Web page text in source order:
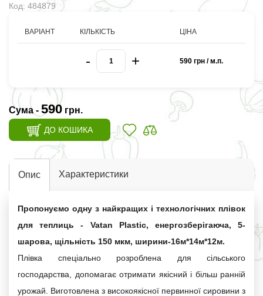
Код: 484879
ВАРІАНТ КІЛЬКІСТЬ ЦІНА
- + 590 грн / м.п.
Сума - 590 грн.
ДО КОШИКА
Опис Характеристики
Пропонуємо одну з найкращих і технологічних плівок
для теплиць - Vatan Plastic, енергозберігаюча, 5-
шарова, щільність 150 мкм, ширини-16м*14м*12м.
Плівка спеціально розроблена для сільського
господарства, допомагає отримати якісний і більш ранній
урожай. Виготовлена з високоякісної первинної сировини з